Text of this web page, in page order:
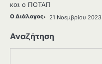
και ο ΠΟΤΑΠ
Ο Διάλογος 21 Νοεμβρίου 2023
Αναζήτηση